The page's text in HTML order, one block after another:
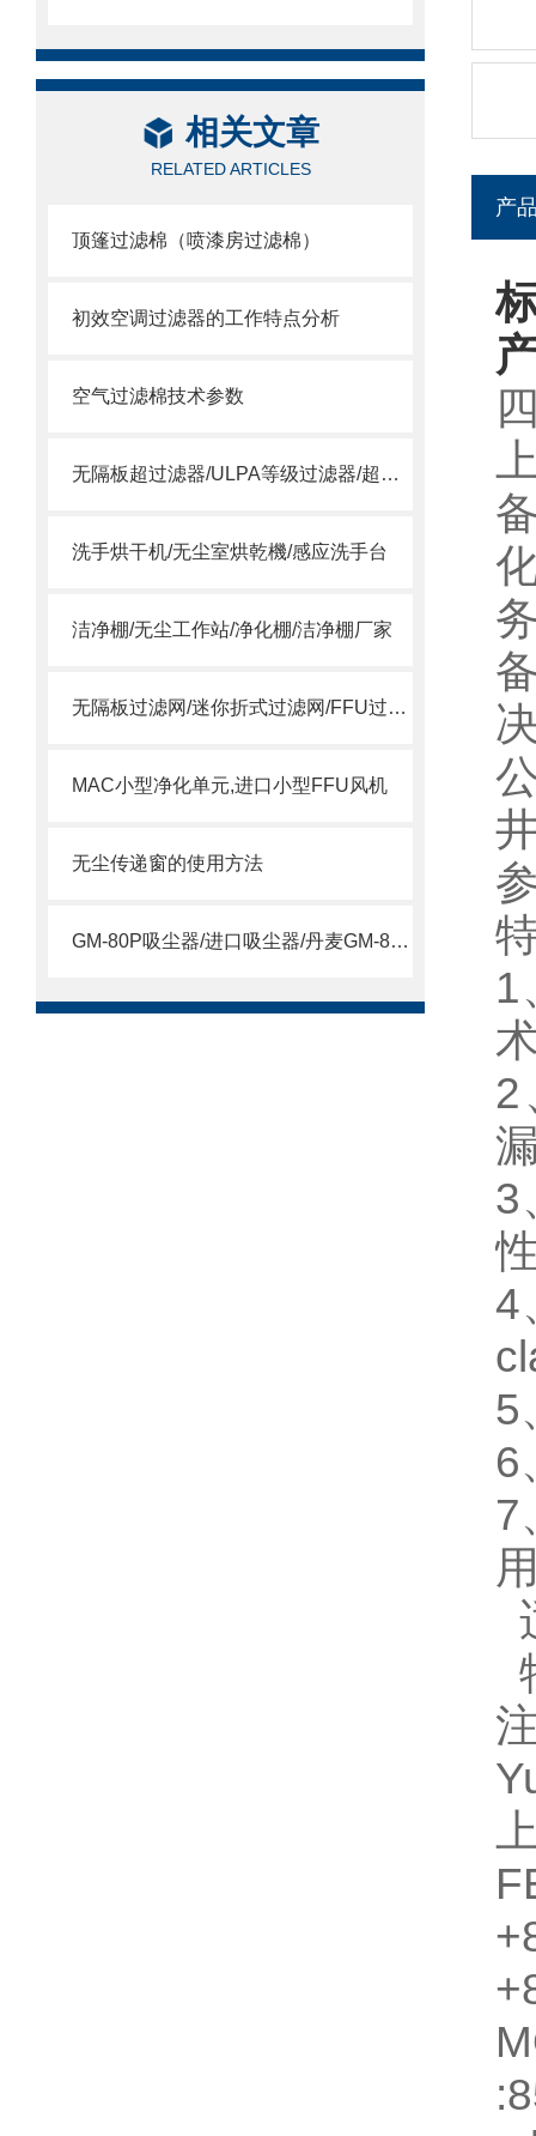
相关文章
RELATED ARTICLES
顶篷过滤棉（喷漆房过滤棉）
初效空调过滤器的工作特点分析
空气过滤棉技术参数
无隔板超过滤器/ULPA等级过滤器/超空气过滤器
洗手烘干机/无尘室烘乾機/感应洗手台
洁净棚/无尘工作站/净化棚/洁净棚厂家
无隔板过滤网/迷你折式过滤网/FFU过滤网
MAC小型净化单元,进口小型FFU风机
无尘传递窗的使用方法
GM-80P吸尘器/进口吸尘器/丹麦GM-80P吸尘器
产
1
2
3
4
5
6
7